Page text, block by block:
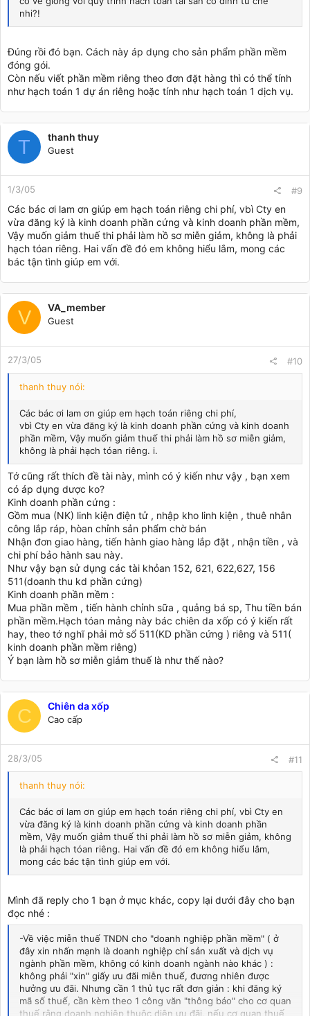
nhi?!
Đúng rồi đó bạn. Cách này áp dụng cho sản phẩm phần mềm
đóng gói.
Còn nếu viết phần mềm riêng theo đơn đặt hàng thì có thể tính
như hạch toán 1 dự án riêng hoặc tính như hạch toán 1 dịch vụ.
T thanh thuy
Guest
1/3/05 #9
Các bác ơi lam ơn giúp em hạch toán riêng chi phí, vbì Cty en
vừa đăng ký là kinh doanh phần cứng và kinh doanh phần mềm,
Vậy muốn giảm thuế thi phải làm hồ sơ miễn giảm, không là phải
hạch tóan riêng. Hai vấn đề đó em không hiểu lắm, mong các
bác tận tình giúp em với.
V VA_member
Guest
27/3/05 #10
thanh thuy nói:
Các bác ơi lam ơn giúp em hạch toán riêng chi phí,
vbì Cty en vừa đăng ký là kinh doanh phần cứng và kinh doanh
phần mềm, Vậy muốn giảm thuế thi phải làm hồ sơ miễn giảm,
không là phải hạch tóan riêng. i.
Tớ cũng rất thích đề tài này, mình có ý kiến như vậy , bạn xem
có áp dụng dược ko?
Kinh doanh phần cứng :
Gồm mua (NK) linh kiện điện tử , nhập kho linh kiện , thuê nhân
công lắp ráp, hòan chỉnh sản phẩm chờ bán
Nhận đơn giao hàng, tiến hành giao hàng lắp đặt , nhận tiền , và
chi phí bảo hành sau này.
Như vậy bạn sử dụng các tài khỏan 152, 621, 622,627, 156
511(doanh thu kd phần cứng)
Kinh doanh phần mềm :
Mua phần mềm , tiến hành chỉnh sữa , quảng bá sp, Thu tiền bán
phần mềm.Hạch tóan mảng này bác chiên da xốp có ý kiến rất
hay, theo tớ nghĩ phải mở sổ 511(KD phần cứng ) riêng và 511(
kinh doanh phần mềm riêng)
Ý bạn làm hồ sơ miễn giảm thuế là như thế nào?
C Chiên da xốp
Cao cấp
28/3/05 #11
thanh thuy nói:
Các bác ơi lam ơn giúp em hạch toán riêng chi phí, vbì Cty en
vừa đăng ký là kinh doanh phần cứng và kinh doanh phần
mềm, Vậy muốn giảm thuế thi phải làm hồ sơ miễn giảm, không
là phải hạch tóan riêng. Hai vấn đề đó em không hiểu lắm,
mong các bác tận tình giúp em với.
Mình đã reply cho 1 bạn ở mục khác, copy lại dưới đây cho bạn
đọc nhé :
-Về việc miễn thuế TNDN cho "doanh nghiệp phần mềm" ( ở
đây xin nhấn mạnh là doanh nghiệp chỉ sản xuất và dịch vụ
ngành phần mềm, không có kinh doanh ngành nào khác ) :
không phải "xin" giấy ưu đãi miễn thuế, đương nhiên được
hưởng ưu đãi. Nhưng cần 1 thủ tục rất đơn giản : khi đăng ký
mã số thuế, cần kèm theo 1 công văn "thông báo" cho cơ quan
thuế rằng doanh nghiệp thuộc diện ưu đãi, nếu cơ quan thuế